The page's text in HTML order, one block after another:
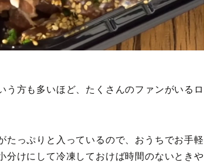
う方も多いほど、たくさんのファンがいるロ
たっぷりと入っているので、おうちでお手軽
分けにして冷凍しておけば時間のないときや